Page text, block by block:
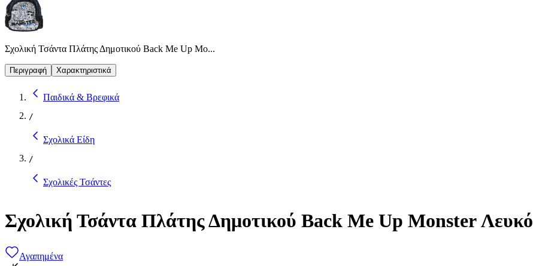
Σχολική Τσάντα Πλάτης Δημοτικού Back Me Up Mo...
Περιγραφή Χαρακτηριστικά
Παιδικά & Βρεφικά
/
Σχολικά Είδη
/
Σχολικές Τσάντες
Σχολική Τσάντα Πλάτης Δημοτικού Back Me Up Monster Λευκό
Αγαπημένα